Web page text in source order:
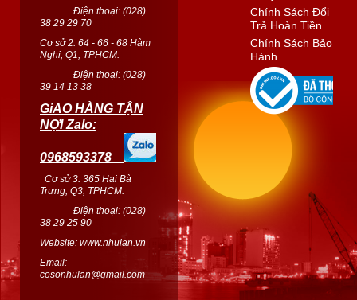
Điện thoại: (028)
38 29 29 70
Cơ sở 2: 64 - 66 - 68 Hàm
Nghi, Q1, TPHCM.
Điện thoại: (028)
39 14 13 38
GiAO HÀNG TẬN
NỢI Zalo:
0968593378
Cơ sở 3: 365 Hai Bà
Trưng, Q3, TPHCM.
Điện thoại: (028)
38 29 25 90
Website: www.nhulan.vn
Email:
cosonhulan@gmail.com
Chính Sách Đổi
Trả Hoàn Tiền
Chính Sách Bảo
Hành